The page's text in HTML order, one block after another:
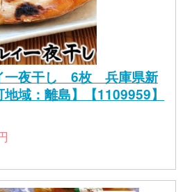
ッケージや仕様などの細部
場合がございます。 ・お申
、発送までの営業日数に含
：土日祝日、お盆、年末年始
ふるさと納税（寄附申込み）
変更・返品はお受けできま
ください。 ■提供元：けんこ
、大豆 ■配送不可地域：離島
由：味付け・調理の食品加工
の工程を行っている。（告
一夜干し 6枚 兵庫県新
域：離島】【1109959】